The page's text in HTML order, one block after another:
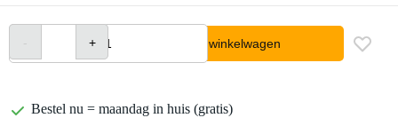
In winkelwagen
Bestel nu = maandag in huis (gratis)